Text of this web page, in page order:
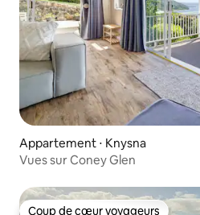
Appartement ⋅ Knysna
Vues sur Coney Glen
Coup de cœur voyageurs